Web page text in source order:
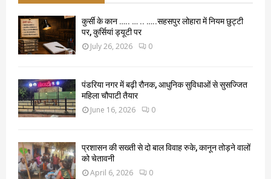
कुर्सी के कान ….. … .. …..सहसपुर लोहारा में नियम छुट्टी
पर, कुर्सियां ड्यूटी पर
July 26, 2026 0
पंडरिया नगर में बढ़ी रौनक, आधुनिक सुविधाओं से सुसज्जित
महिला चौपाटी तैयार
June 16, 2026 0
प्रशासन की सख्ती से दो बाल विवाह रुके, कानून तोड़ने वालों
को चेतावनी
April 6, 2026 0